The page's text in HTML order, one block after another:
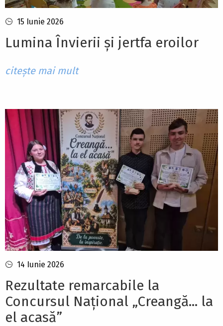
15 Iunie 2026
Lumina Învierii și jertfa eroilor
citește mai mult
14 Iunie 2026
Rezultate remarcabile la
Concursul Național „Creangă... la
el acasă”